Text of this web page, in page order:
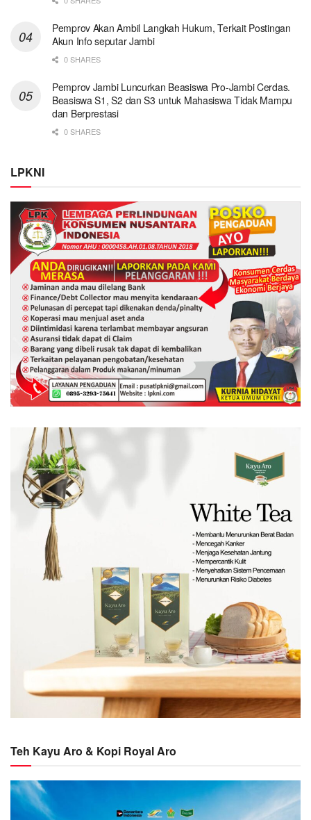
Pemprov Akan Ambil Langkah Hukum, Terkait Postingan
Akun Info seputar Jambi
0 SHARES
Pemprov Jambi Luncurkan Beasiswa Pro-Jambi Cerdas.
Beasiswa S1, S2 dan S3 untuk Mahasiswa Tidak Mampu
dan Berprestasi
0 SHARES
LPKNI
Teh Kayu Aro & Kopi Royal Aro